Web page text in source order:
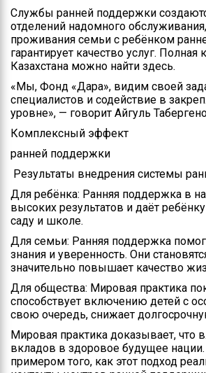
Службы ранней поддержки
отделений надомного
проживания семьи с ребёнком
гарантирует качество услуг.
Казахстана можно найти здесь.
«Мы, Фонд «Дара», видим своей
специалистов и содействие в
уровне», — говорит Айгуль
Комплексный эффект
ранней поддержки
Результаты внедрения системы
Для ребёнка: Ранняя поддержка в
высоких результатов и даёт
саду и школе.
Для семьи: Ранняя поддержка
знания и уверенность. Они
значительно повышает качество
Для общества: Мировая практика
способствует включению детей с
свою очередь, снижает
Мировая практика доказывает,
вкладов в здоровое будущее
примером того, как этот подход